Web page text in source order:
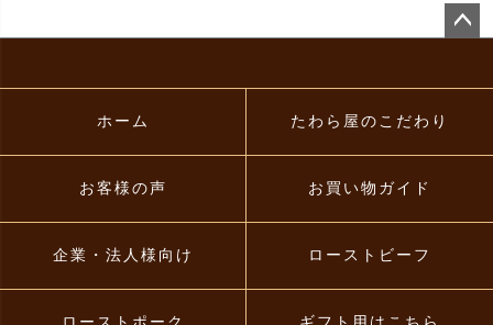
ホーム たわら屋のこだわり
お客様の声 お買い物ガイド
企業・法人様向け ローストビーフ